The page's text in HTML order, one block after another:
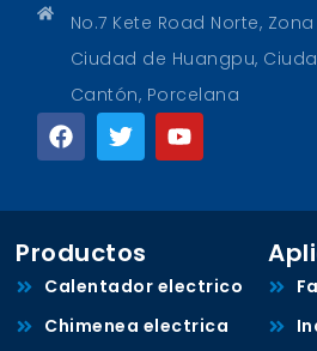
No.7 Kete Road Norte,
Ciudad de Huangpu,
Cantón, Porcelana
Productos
Calentador electrico
Chimenea electrica